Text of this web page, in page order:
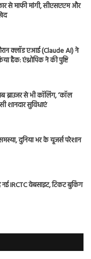
से माफी मांगी, सीएसएएम और
क्लॉड एआई (Claude AI) ने
हैक: एंथ्रोपिक ने की पुष्टि
ब्राउजर से भी कॉलिंग, ‘कॉल
शानदार सुविधाएं
दुनिया भर के यूजर्स परेशान
नई IRCTC वेबसाइट, टिकट बुकिंग